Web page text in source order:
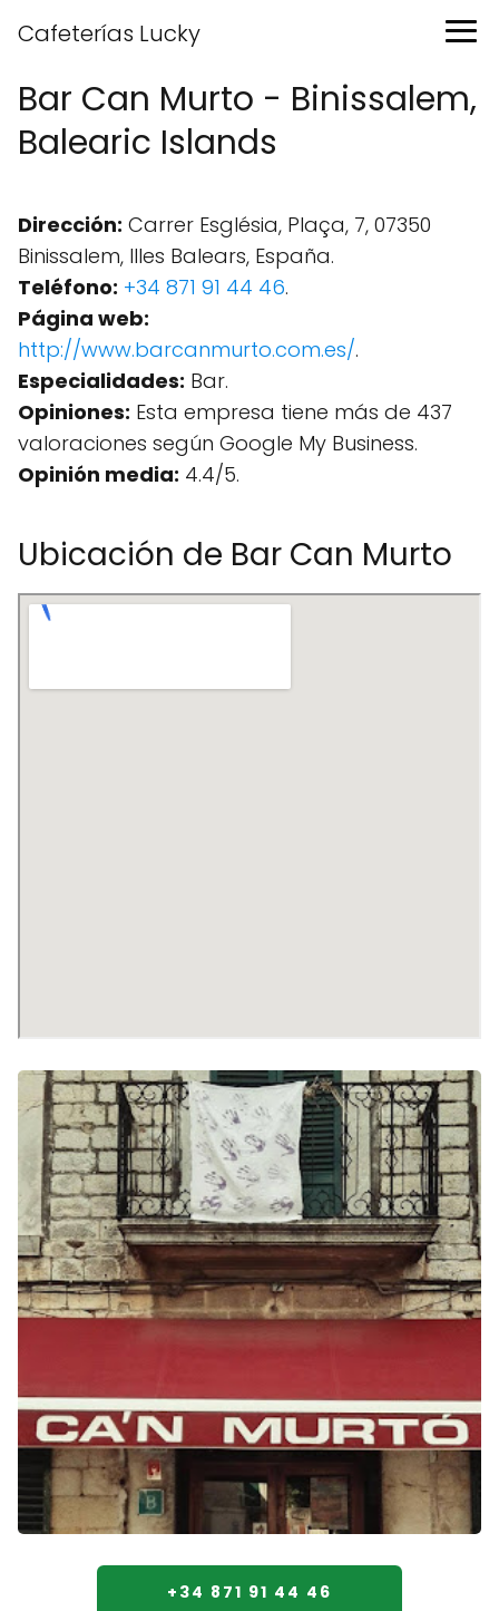
Cafeterías Lucky
Bar Can Murto - Binissalem,
Balearic Islands
Dirección: Carrer Església, Plaça, 7, 07350
Binissalem, Illes Balears, España.
Teléfono: +34 871 91 44 46.
Página web:
http://www.barcanmurto.com.es/.
Especialidades: Bar.
Opiniones: Esta empresa tiene más de 437
valoraciones según Google My Business.
Opinión media: 4.4/5.
Ubicación de Bar Can Murto
+34 871 91 44 46